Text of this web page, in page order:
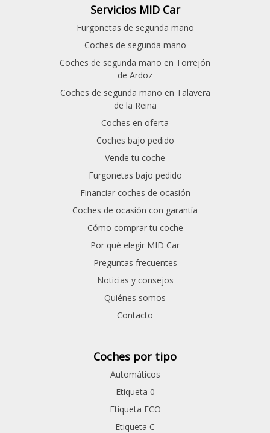
Servicios MID Car
Furgonetas de segunda mano
Coches de segunda mano
Coches de segunda mano en Torrejón
de Ardoz
Coches de segunda mano en Talavera
de la Reina
Coches en oferta
Coches bajo pedido
Vende tu coche
Furgonetas bajo pedido
Financiar coches de ocasión
Coches de ocasión con garantía
Cómo comprar tu coche
Por qué elegir MID Car
Preguntas frecuentes
Noticias y consejos
Quiénes somos
Contacto
Coches por tipo
Automáticos
Etiqueta 0
Etiqueta ECO
Etiqueta C